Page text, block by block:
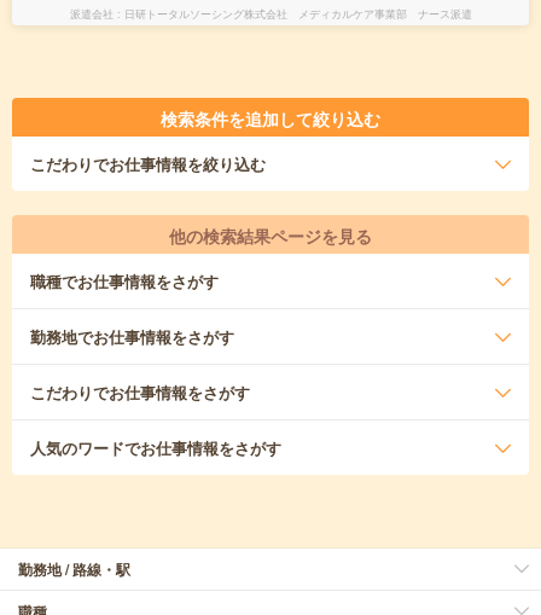
派遣会社 日研トータルソーシング株式会社 メディカルケア事業部 ナース派遣
検索条件を追加して絞り込む
こだわりでお仕事情報を絞り込む
他の検索結果ページを見る
職種でお仕事情報をさがす
勤務地でお仕事情報をさがす
こだわりでお仕事情報をさがす
人気のワードでお仕事情報をさがす
勤務地 / 路線・駅